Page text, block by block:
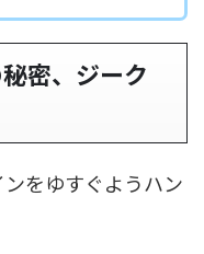
密、ジーク
をゆすぐようハン